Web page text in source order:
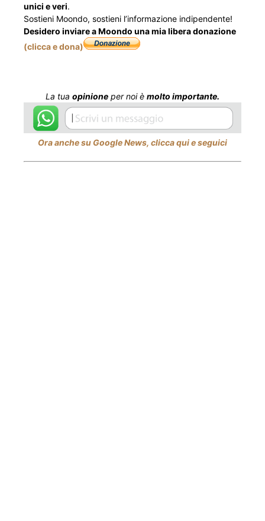
unici e veri.
Sostieni Moondo, sostieni l’informazione indipendente!
Desidero inviare a Moondo una mia libera donazione
(clicca e dona)
La tua opinione per noi è molto importante.
Ora anche su Google News, clicca qui e seguici